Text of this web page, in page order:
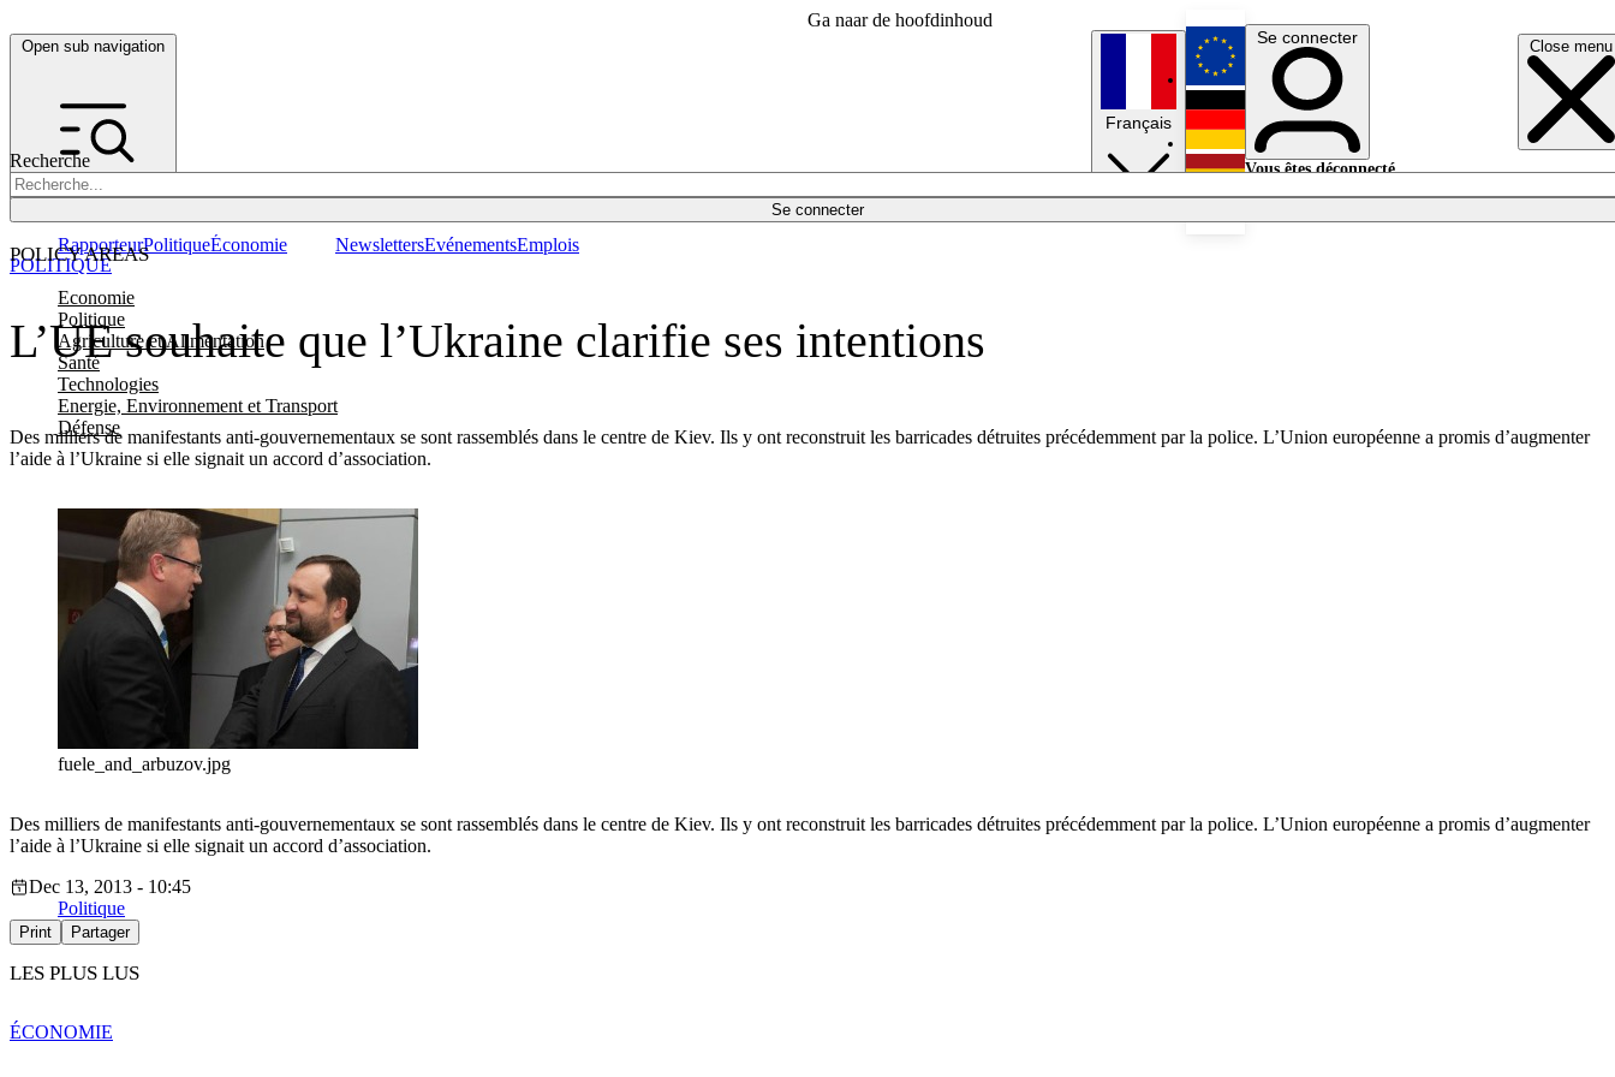
Ga naar de hoofdinhoud
Open sub navigation Close menu
Recherche
Se connecter
POLICY AREAS
Economie
Politique
Agriculture et Alimentation
Santé
Technologies
Energie, Environnement et Transport
Défense
RapporteurPolitiqueÉconomie NewslettersEvénementsEmplois
Français
English
Deutsch
Se connecter
Vous êtes déconnecté.
L’UE souhaite que l’Ukraine clarifie ses intentions
Des milliers de manifestants anti-gouvernementaux se sont rassemblés dans le centre de Kiev. Ils y ont reconstruit les barricades détruites précédemment par la police. L’Union européenne a promis d’augmenter
l’aide à l’Ukraine si elle signait un accord d’association.
POLITIQUE
fuele_and_arbuzov.jpg
Des milliers de manifestants anti-gouvernementaux se sont rassemblés dans le centre de Kiev. Ils y ont reconstruit les barricades détruites précédemment par la police. L’Union européenne a promis d’augmenter
l’aide à l’Ukraine si elle signait un accord d’association.
Dec 13, 2013 - 10:45
Politique
Print Partager
LES PLUS LUS
ÉCONOMIE